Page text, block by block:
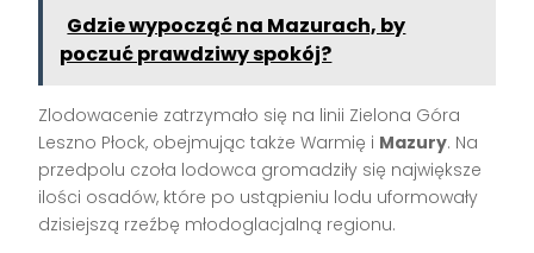
Gdzie wypocząć na Mazurach, by
poczuć prawdziwy spokój?
Zlodowacenie zatrzymało się na linii Zielona Góra
Leszno Płock, obejmując także Warmię i Mazury. Na
przedpolu czoła lodowca gromadziły się największe
ilości osadów, które po ustąpieniu lodu uformowały
dzisiejszą rzeźbę młodoglacjalną regionu.